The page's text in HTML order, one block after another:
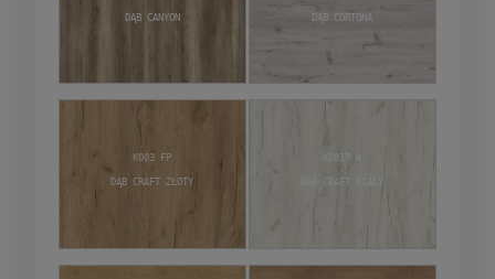
Dąb Canyon Dąb Cortona
Dąb craft złoty
K003 FP
Dąb craft biały
K001P W